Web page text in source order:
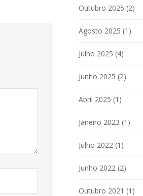
Outubro 2025 (2)
Agosto 2025 (1)
Julho 2025 (4)
Junho 2025 (2)
Abril 2025 (1)
Janeiro 2023 (1)
Julho 2022 (1)
Junho 2022 (2)
Outubro 2021 (1)